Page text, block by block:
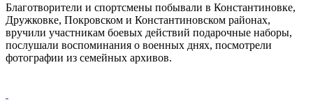
Благотворители и спортсмены побывали в Константиновке,
Дружковке, Покровском и Константиновском районах,
вручили участникам боевых действий подарочные наборы,
послушали воспоминания о военных днях, посмотрели
фотографии из семейных архивов.